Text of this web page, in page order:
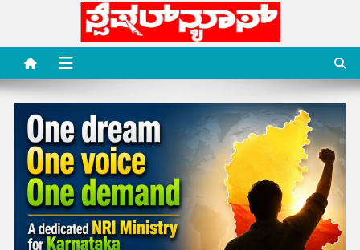
content
Special News Media
Special News Media